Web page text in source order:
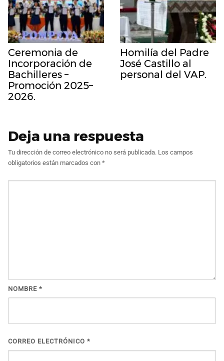
Ceremonia de
Incorporación de
Bachilleres –
Promoción 2025–
2026.
Homilía del Padre
José Castillo al
personal del VAP.
Deja una respuesta
Tu dirección de correo electrónico no será publicada. Los campos
obligatorios están marcados con *
NOMBRE *
CORREO ELECTRÓNICO *